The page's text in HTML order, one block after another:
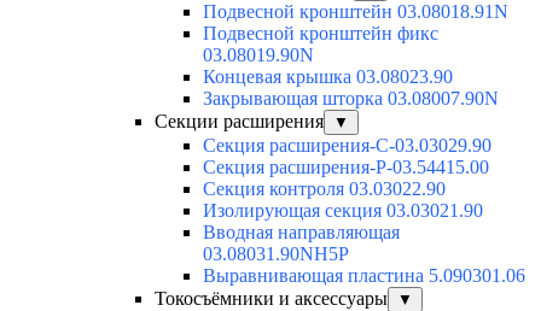
Подвесной кронштейн 03.08018.91N
Подвесной кронштейн фикс
03.08019.90N
Концевая крышка 03.08023.90
Закрывающая шторка 03.08007.90N
Секции расширения
▼
Секция расширения-С-03.03029.90
Секция расширения-Р-03.54415.00
Секция контроля 03.03022.90
Изолирующая секция 03.03021.90
Вводная направляющая
03.08031.90NH5P
Выравнивающая пластина 5.090301.06
Токосъёмники и аксессуары
▼